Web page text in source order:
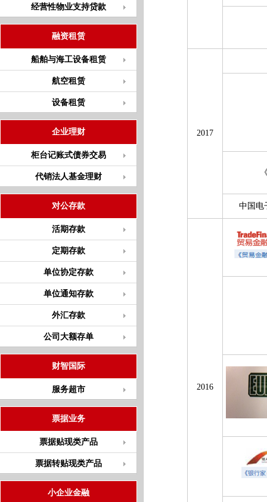
经营性物业支持贷款
融资租赁
船舶与海工设备租赁
航空租赁
设备租赁
企业理财
柜台记账式债券交易
代销法人基金理财
对公存款
活期存款
定期存款
单位协定存款
单位通知存款
外汇存款
公司大额存单
财智国际
服务超市
票据业务
票据贴现类产品
票据转贴现类产品
小企业金融
2017
中国电
2016